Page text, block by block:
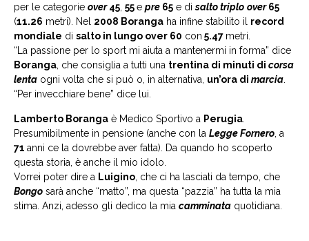
per le categorie over45, 55e pre 65 e disalto triplo over65
(11.26 metri). Nel 2008 Boranga ha infine stabilito il record
mondiale di salto in lungo over 60 con 5.47 metri.
“La passione per lo sport mi aiuta a mantenermi in forma” dice
Boranga, che consiglia a tutti una trentina di minuti di corsa
lenta ogni volta che si può o, in alternativa, un’ora di marcia.
“Per invecchiare bene” dice lui.
Lamberto Boranga è Medico Sportivo a Perugia.
Presumibilmente in pensione (anche con la Legge Fornero, a
71 anni ce la dovrebbe aver fatta). Da quando ho scoperto
questa storia, è anche il mio idolo.
Vorrei poter dire a Luigino, che ci ha lasciati da tempo, che
Bongo sarà anche “matto”, ma questa “pazzia” ha tutta la mia
stima. Anzi, adesso gli dedico la mia camminata quotidiana.